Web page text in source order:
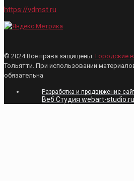
https://vdmst.ru
© 2024 Все права защищены. Городские
Тольятти. При использовании
обязательна
Разработка и продвижение
Веб Студия webart-studio.ru